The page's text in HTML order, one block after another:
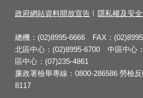
政府網站資料開放宣告 隱私權及安
總機：(02)8995-6666 FAX：
北區中心：(02)8995-6700 中區中心
區中心：(07)235-4861
廉政署檢舉專線：0800-286586 勞檢
8117